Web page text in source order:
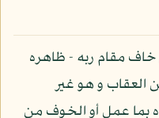
خاف مقام ربه - ظاهره
و هو غير
بما عمل أو الخوف من